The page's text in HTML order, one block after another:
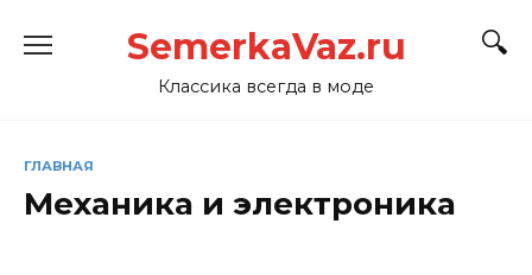
SemerkaVaz.ru
Классика всегда в моде
ГЛАВНАЯ
Механика и электроника